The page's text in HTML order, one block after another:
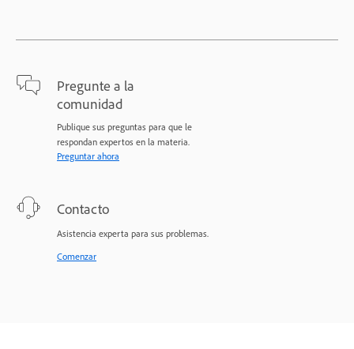
Pregunte a la
comunidad
Publique sus preguntas para que le
respondan expertos en la materia.
Preguntar ahora
Contacto
Asistencia experta para sus problemas.
Comenzar